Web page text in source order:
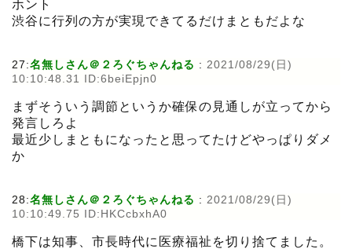
ホント
渋谷に行列の方が実現できてるだけまともだよな
27:名無しさん＠２ろぐちゃんねる : 2021/08/29(日)
10:10:48.31 ID:6beiEpjn0
まずそういう調節というか確保の見通しが立ってから
発言しろよ
最近少しまともになったと思ってたけどやっぱりダメ
か
28:名無しさん＠２ろぐちゃんねる : 2021/08/29(日)
10:10:49.75 ID:HKCcbxhA0
橋下は知事、市長時代に医療福祉を切り捨てました。